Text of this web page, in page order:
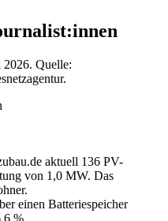
Quelle:
aktuell 136 PV-
von 1,0 MW. Das
einen Batteriespeicher